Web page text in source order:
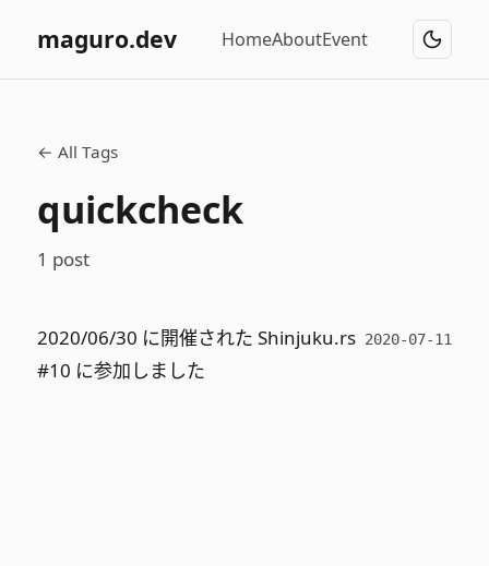
maguro.dev HomeAboutEvent
← All Tags
quickcheck
1 post
2020/06/30 に開催された Shinjuku.rs
#10 に参加しました
2020-07-11